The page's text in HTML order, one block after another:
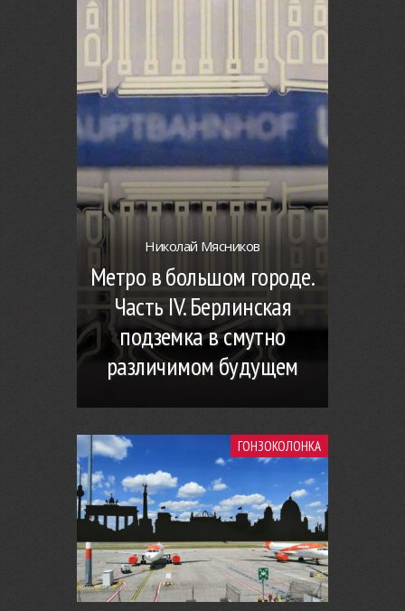
Николай Мясников
Метро в большом городе.
Часть IV. Берлинская
подземка в смутно
различимом будущем
ГОНЗОКОЛОНКА